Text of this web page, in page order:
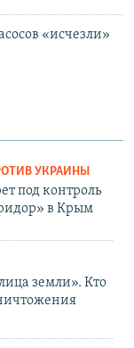
«исчезли»
УКРАИНЫ
под контроль
в Крым
земли». Кто